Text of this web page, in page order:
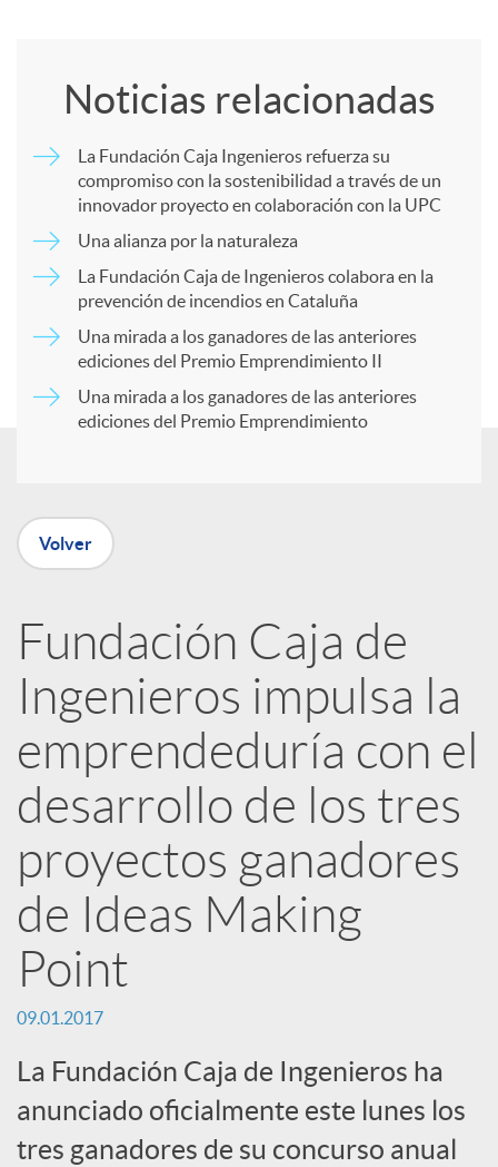
d
o
m
a
r
t
r
e
n
R
e
d
e
s
S
Noticias relacionadas
La Fundación Caja Ingenieros refuerza su
compromiso con la sostenibilidad a través de un
innovador proyecto en colaboración con la UPC
Una alianza por la naturaleza
La Fundación Caja de Ingenieros colabora en la
prevención de incendios en Cataluña
Una mirada a los ganadores de las anteriores
ediciones del Premio Emprendimiento II
Una mirada a los ganadores de las anteriores
ediciones del Premio Emprendimiento
Volver
Fundación Caja de
Ingenieros impulsa la
emprendeduría con el
desarrollo de los tres
proyectos ganadores
de Ideas Making
Point
09.01.2017
La Fundación Caja de Ingenieros ha
anunciado oficialmente este lunes los
tres ganadores de su concurso anual